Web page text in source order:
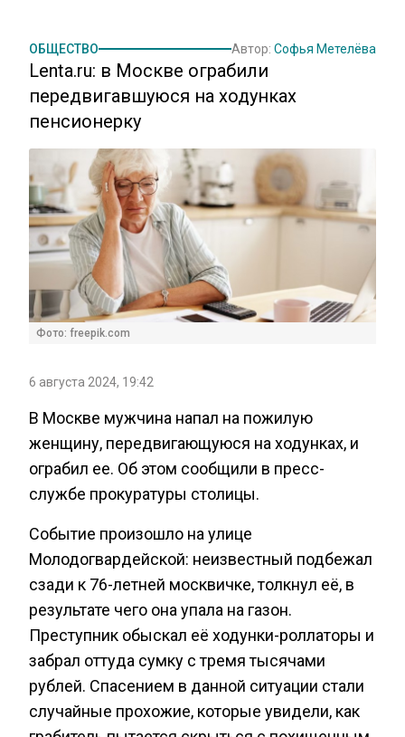
ОБЩЕСТВО Автор: Софья Метелёва
Lenta.ru: в Москве ограбили
передвигавшуюся на ходунках
пенсионерку
Фото: freepik.com
6 августа 2024, 19:42
В Москве мужчина напал на пожилую
женщину, передвигающуюся на ходунках, и
ограбил ее. Об этом сообщили в пресс-
службе прокуратуры столицы.
Событие произошло на улице
Молодогвардейской: неизвестный подбежал
сзади к 76-летней москвичке, толкнул её, в
результате чего она упала на газон.
Преступник обыскал её ходунки-роллаторы и
забрал оттуда сумку с тремя тысячами
рублей. Спасением в данной ситуации стали
случайные прохожие, которые увидели, как